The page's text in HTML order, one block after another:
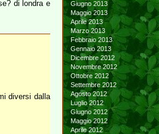
di londra e
diversi dalla
Giugno 2013
Maggio 2013
Aprile 2013
Marzo 2013
Febbraio 2013
Gennaio 2013
Dicembre 2012
Novembre 2012
Ottobre 2012
Settembre 2012
Agosto 2012
Luglio 2012
Giugno 2012
Maggio 2012
Aprile 2012